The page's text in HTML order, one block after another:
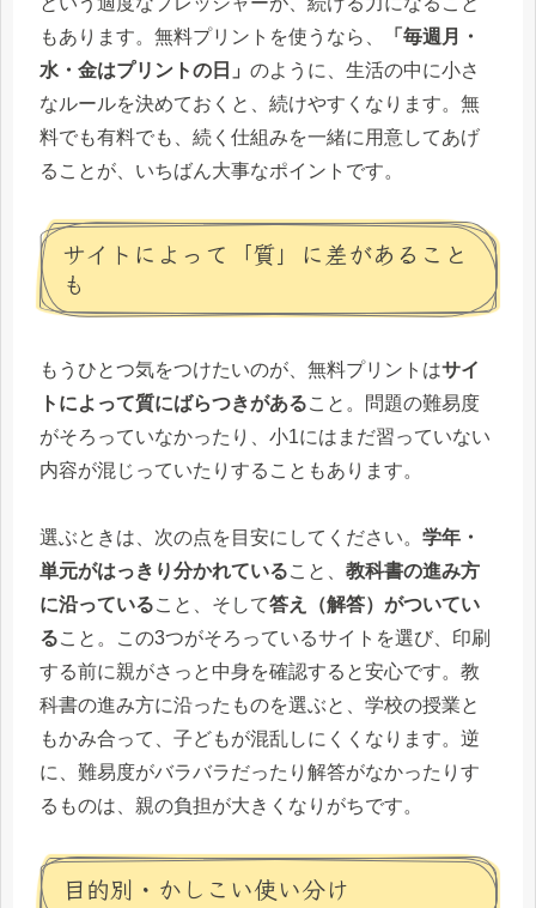
もあります。無料プリントを使うなら、
「毎週月・
水・金はプリントの日」 のように、生活の中に小さ
なルールを決めておくと、続けやすくなります。無
料でも有料でも、続く仕組みを一緒に用意してあげ
ることが、いちばん大事なポイントです。
サイトによって「質」に差があること
も
もうひとつ気をつけたいのが、無料プリントはサイ
トによって質にばらつきがあること。問題の難易度
がそろっていなかったり、小1にはまだ習っていない
内容が混じっていたりすることもあります。
選ぶときは、次の点を目安にしてください。 学年・
単元がはっきり分かれていること、 教科書の進み方
に沿っていること、そして答え（解答）がついてい
ること。この3つがそろっているサイトを選び、印刷
する前に親がさっと中身を確認すると安心です。教
科書の進み方に沿ったものを選ぶと、学校の授業と
もかみ合って、子どもが混乱しにくくなります。逆
に、難易度がバラバラだったり解答がなかったりす
るものは、親の負担が大きくなりがちです。
目的別・かしこい使い分け